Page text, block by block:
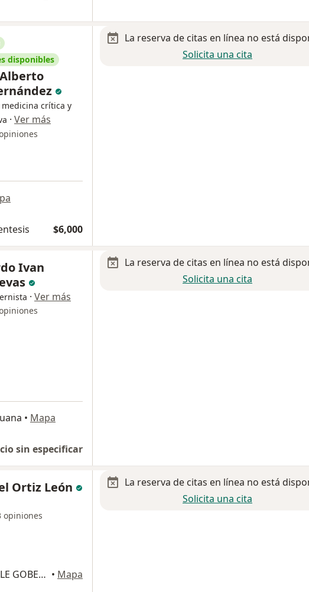
disponibles
medicina crítica y
· Ver más
$6,000
La reserva de citas en línea no está
Solicita una cita
Ivan
· Ver más
• Mapa
sin especificar
La reserva de citas en línea no está
Solicita una cita
Ortiz León
opiniones
CENTRO MEDICO TIJUANA CALLE GOBERNADOR LUGO 3003 CONSULTORIO 315 COLONIA GABILONDO TIJUANA, Tijuana • Mapa
La reserva de citas en línea no está
Solicita una cita